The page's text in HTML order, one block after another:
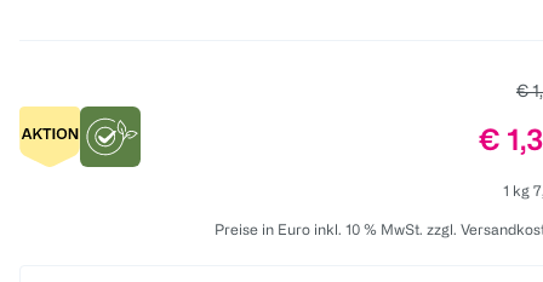
€
€
1 kg
Preise in Euro inkl. 10 % MwSt. zzgl.